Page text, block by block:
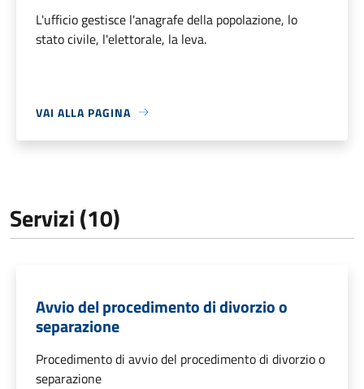
L'ufficio gestisce l'anagrafe della popolazione, lo
stato civile, l'elettorale, la leva.
VAI ALLA PAGINA
Servizi (10)
Avvio del procedimento di divorzio o
separazione
Procedimento di avvio del procedimento di divorzio o
separazione